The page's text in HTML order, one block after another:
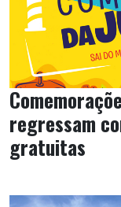
regressam
gratuitas